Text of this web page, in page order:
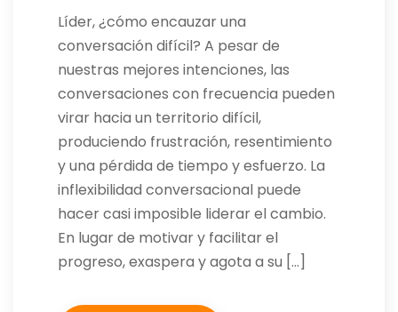
Líder, ¿cómo encauzar una
conversación difícil? A pesar de
nuestras mejores intenciones, las
conversaciones con frecuencia pueden
virar hacia un territorio difícil,
produciendo frustración, resentimiento
y una pérdida de tiempo y esfuerzo. La
inflexibilidad conversacional puede
hacer casi imposible liderar el cambio.
En lugar de motivar y facilitar el
progreso, exaspera y agota a su […]